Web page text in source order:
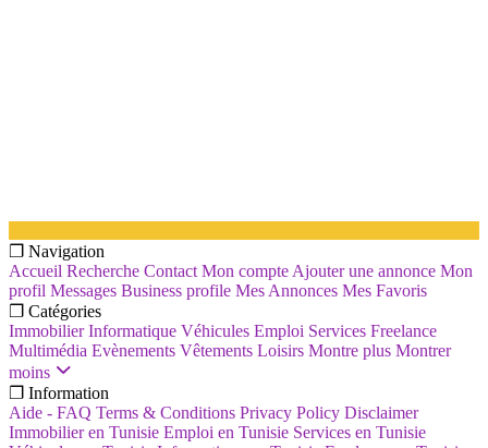
❐ Navigation
Accueil Recherche Contact Mon compte Ajouter une annonce Mon
profil Messages Business profile Mes Annonces Mes Favoris
❐ Catégories
Immobilier Informatique Véhicules Emploi Services Freelance
Multimédia Evènements Vêtements Loisirs Montre plus Montrer
moins
❐ Information
Aide - FAQ Terms & Conditions Privacy Policy Disclaimer
Immobilier en Tunisie Emploi en Tunisie Services en Tunisie